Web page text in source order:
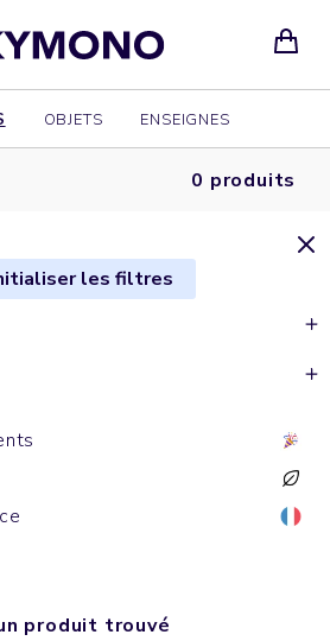
OBJETS ENSEIGNES
0 produits
les filtres
produit trouvé